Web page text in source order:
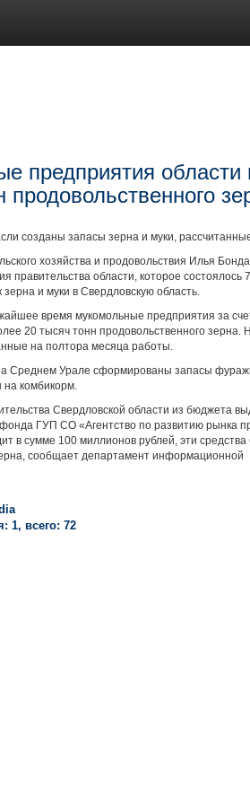
предприятия области
продовольственного
созданы запасы зерна и муки,
хозяйства и продовольствия Илья
правительства области, которое состоялось
зерна и муки в Свердловскую область.
время мукомольные предприятия за
20 тысяч тонн продовольственного
на полтора месяца работы.
Среднем Урале сформированы запасы
на комбикорм.
Свердловской области из бюджета
ГУП СО «Агентство по развитию рынка
в сумме 100 миллионов рублей, эти
сообщает департамент информационной
1, всего: 72